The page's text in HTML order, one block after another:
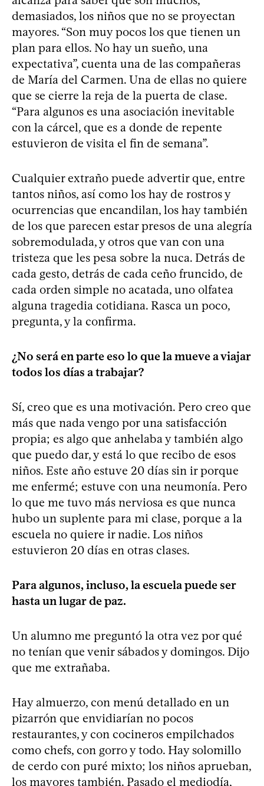
demasiados, los niños que no se proyectan
mayores. “Son muy pocos los que tienen un
plan para ellos. No hay un sueño, una
expectativa”, cuenta una de las compañeras
de María del Carmen. Una de ellas no quiere
que se cierre la reja de la puerta de clase.
“Para algunos es una asociación inevitable
con la cárcel, que es a donde de repente
estuvieron de visita el fin de semana”.
Cualquier extraño puede advertir que, entre
tantos niños, así como los hay de rostros y
ocurrencias que encandilan, los hay también
de los que parecen estar presos de una alegría
sobremodulada, y otros que van con una
tristeza que les pesa sobre la nuca. Detrás de
cada gesto, detrás de cada ceño fruncido, de
cada orden simple no acatada, uno olfatea
alguna tragedia cotidiana. Rasca un poco,
pregunta, y la confirma.
¿No será en parte eso lo que la mueve a viajar
todos los días a trabajar?
Sí, creo que es una motivación. Pero creo que
más que nada vengo por una satisfacción
propia; es algo que anhelaba y también algo
que puedo dar, y está lo que recibo de esos
niños. Este año estuve 20 días sin ir porque
me enfermé; estuve con una neumonía. Pero
lo que me tuvo más nerviosa es que nunca
hubo un suplente para mi clase, porque a la
escuela no quiere ir nadie. Los niños
estuvieron 20 días en otras clases.
Para algunos, incluso, la escuela puede ser
hasta un lugar de paz.
Un alumno me preguntó la otra vez por qué
no tenían que venir sábados y domingos. Dijo
que me extrañaba.
Hay almuerzo, con menú detallado en un
pizarrón que envidiarían no pocos
restaurantes, y con cocineros empilchados
como chefs, con gorro y todo. Hay solomillo
de cerdo con puré mixto; los niños aprueban,
los mayores también. Pasado el mediodía,